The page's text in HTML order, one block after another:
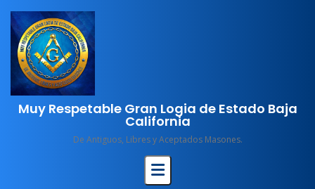
content
Muy Respetable Gran Logia de Estado Baja
California
De Antiguos, Libres y Aceptados Masones.